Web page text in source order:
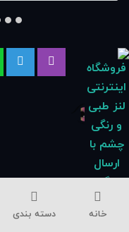
دسته بندی خانه